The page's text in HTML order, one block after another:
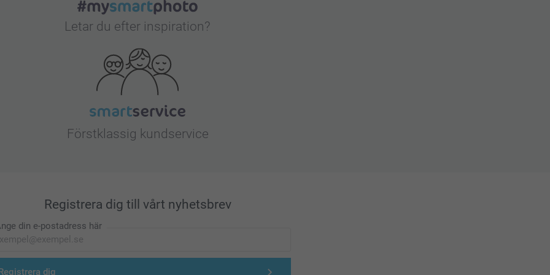
Letar du efter inspiration?
Förstklassig kundservice
Registrera dig till vårt nyhetsbrev
din e-postadress här
dig